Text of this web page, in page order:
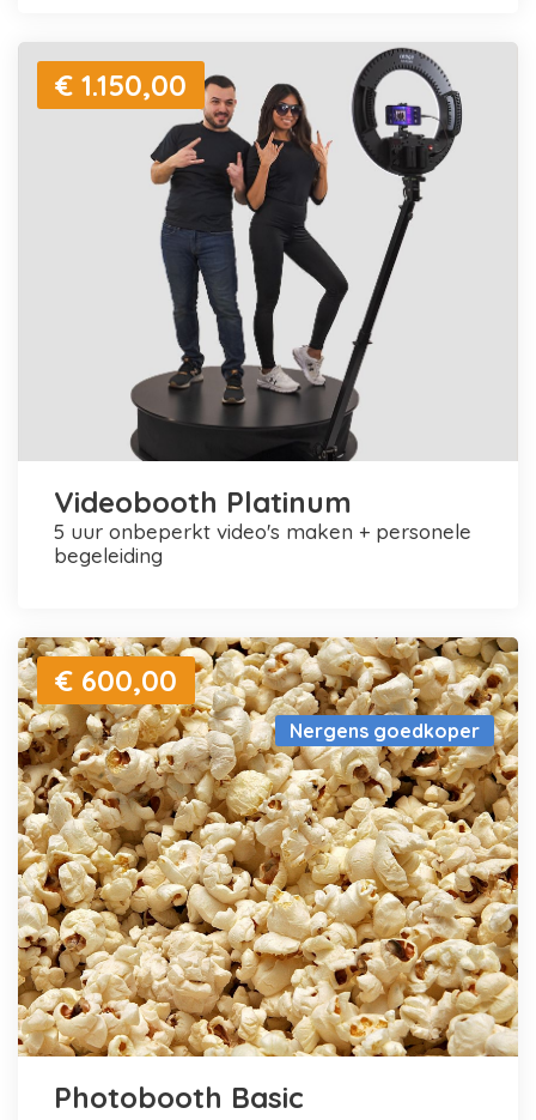
€ 1.150,00
Videobooth Platinum
5 uur onbeperkt video's maken + personele
begeleiding
Nergens goedkoper
€ 600,00
Photobooth Basic